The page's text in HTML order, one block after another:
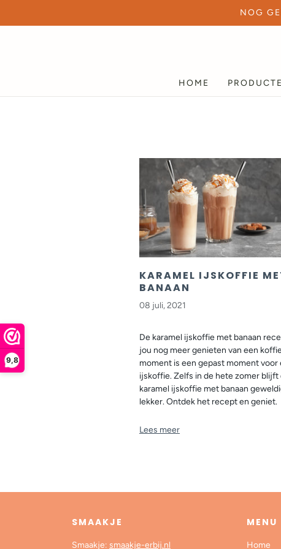
9,8
NOG
HOME
KARAMEL IJSKOFFIE
BANAAN
08 juli, 2021
De karamel ijskoffie met banaan
jou nog meer genieten van een
moment is een gepast moment voor
ijskoffie. Zelfs in de hete zomer blijft
karamel ijskoffie met banaan
lekker. Ontdek het recept en geniet.
Lees meer
SMAAKJE
Smaakje: smaakje-erbij.nl
MENU
Home